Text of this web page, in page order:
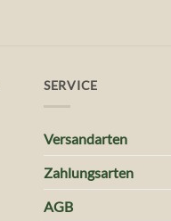
SERVICE
Versandarten
Zahlungsarten
AGB